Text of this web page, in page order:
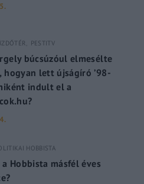
PESTITV
búcsúzóul elmesélte
hogyan lett újságíró ’98-
indult el a
HOBBISTA
Hobbista másfél éves